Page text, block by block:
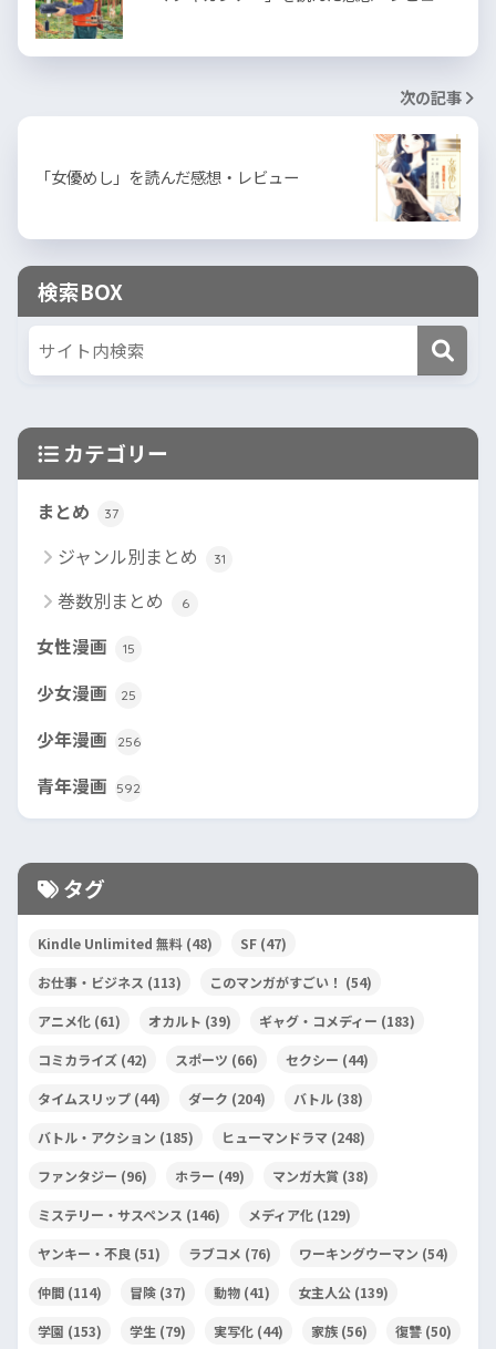
次の記事
「女優めし」を読んだ感想・レビュー
検索BOX
カテゴリー
まとめ 37
ジャンル別まとめ 31
巻数別まとめ 6
女性漫画 15
少女漫画 25
少年漫画 256
青年漫画 592
タグ
Kindle Unlimited 無料 (48) SF (47)
お仕事・ビジネス (113) このマンガがすごい！ (54)
アニメ化 (61) オカルト (39) ギャグ・コメディー (183)
コミカライズ (42) スポーツ (66) セクシー (44)
タイムスリップ (44) ダーク (204) バトル (38)
バトル・アクション (185) ヒューマンドラマ (248)
ファンタジー (96) ホラー (49) マンガ大賞 (38)
ミステリー・サスペンス (146) メディア化 (129)
ヤンキー・不良 (51) ラブコメ (76) ワーキングウーマン (54)
仲間 (114) 冒険 (37) 動物 (41) 女主人公 (139)
学園 (153) 学生 (79) 実写化 (44) 家族 (56) 復讐 (50)